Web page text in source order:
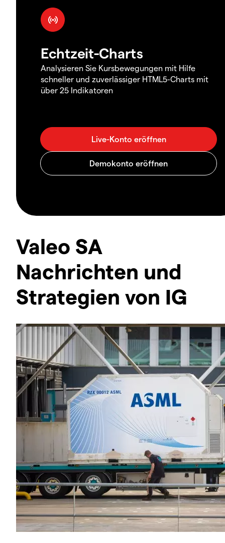
Echtzeit-Charts
Analysieren Sie Kursbewegungen mit Hilfe
schneller und zuverlässiger HTML5-Charts mit
über 25 Indikatoren
Valeo SA
Nachrichten und
Strategien von IG